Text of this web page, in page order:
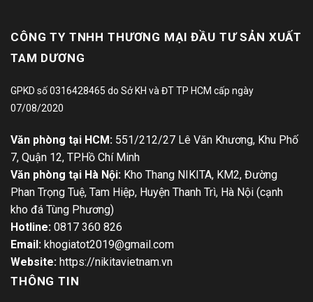
CÔNG TY TNHH THƯƠNG MẠI ĐẦU TƯ SẢN XUẤT
TAM DƯƠNG
GPKD số 0316428465 do Sở KH và ĐT TP HCM cấp ngày
07/08/2020
Văn phòng tại HCM: 551/212/27 Lê Văn Khương, Khu Phố
7, Quận 12, TP.Hồ Chí Minh
Văn phòng tại Hà Nội: Kho Thang NIKITA, KM2, Đường
Phan Trọng Tuệ, Tam Hiệp, Huyện Thanh Trì, Hà Nội (cạnh
kho đá Tùng Phương)
Hotline: 0817 360 826
Email: khogiatot2019@gmail.com
Website: https://nikitavietnam.vn
THÔNG TIN